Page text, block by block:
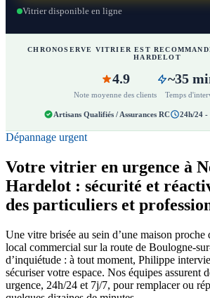
Vitrier disponible en ligne
CHRONOSERVE VITRIER EST
HARDELOT
4.9
Note moyenne des clients
~35
Temps
Artisans Qualifiés / Assurances RC 24h/24 -
Dépannage urgent
Votre vitrier en urgence à
Hardelot : sécurité et
des particuliers et
Une vitre brisée au sein d’une maison proche
local commercial sur la route de Boulogne-
d’inquiétude : à tout moment, Philippe
sécuriser votre espace. Nos équipes assurent
urgence, 24h/24 et 7j/7, pour remplacer ou